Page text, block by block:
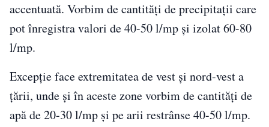
accentuată. Vorbim de cantităţi de precipitaţii care
pot înregistra valori de 40-50 l/mp și izolat 60-80
l/mp.
Excepţie face extremitatea de vest și nord-vest a
țării, unde și în aceste zone vorbim de cantități de
apă de 20-30 l/mp și pe arii restrânse 40-50 l/mp.